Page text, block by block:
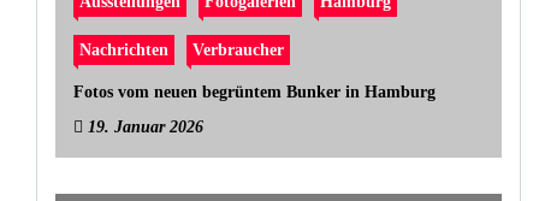
Nachrichten Verbraucher
Fotos vom neuen begrüntem Bunker in Hamburg
19. Januar 2026